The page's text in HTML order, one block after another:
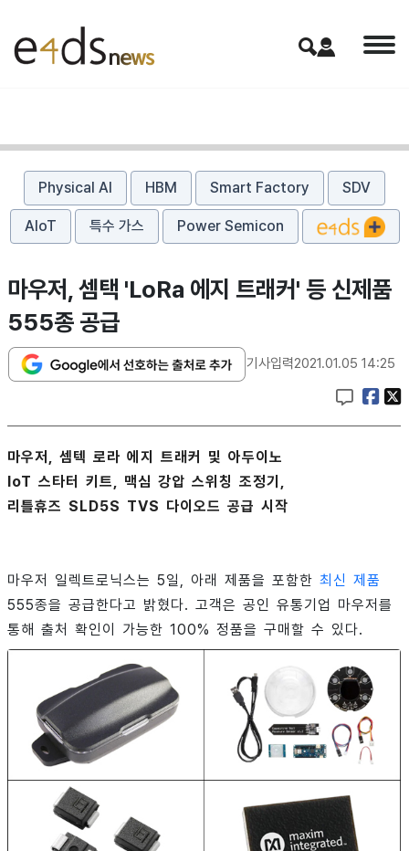
Physical AI HBM Smart Factory SDV
AIoT 특수 가스 Power Semicon
마우저, 셈택 'LoRa 에지 트래커' 등 신제품
555종 공급
기사입력2021.01.05 14:25
마우저, 셈텍 로라 에지 트래커 및 아두이노
IoT 스타터 키트, 맥심 강압 스위칭 조정기,
리틀휴즈 SLD5S TVS 다이오드 공급 시작
마우저 일렉트로닉스는 5일, 아래 제품을 포함한 최신 제품
555종을 공급한다고 밝혔다. 고객은 공인 유통기업 마우저를
통해 출처 확인이 가능한 100% 정품을 구매할 수 있다.